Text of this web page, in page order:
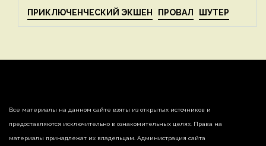
ПРИКЛЮЧЕНЧЕСКИЙ ЭКШЕН ПРОВАЛ ШУТЕР
Все материалы на данном сайте взяты из открытых источников и
предоставляются исключительно в ознакомительных целях. Права на
материалы принадлежат их владельцам. Администрация сайта